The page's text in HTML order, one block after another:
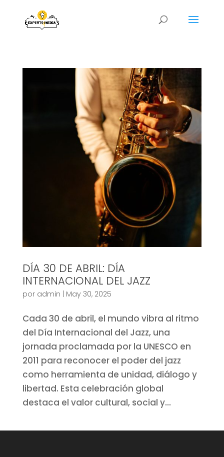
DÍA 30 DE ABRIL: DÍA
INTERNACIONAL DEL JAZZ
por admin May 30, 2025
Cada 30 de abril, el mundo vibra al ritmo
del Día Internacional del Jazz, una
jornada proclamada por la UNESCO en
2011 para reconocer el poder del jazz
como herramienta de unidad, diálogo y
libertad. Esta celebración global
destaca el valor cultural, social y...